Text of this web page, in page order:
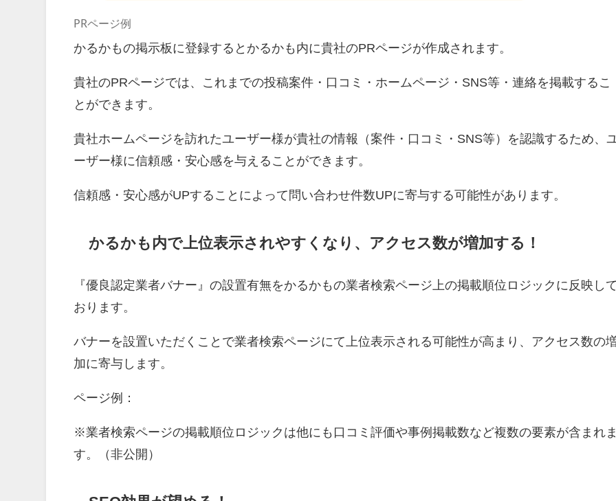
PRページ例
かるかもの掲示板に登録するとかるかも内に貴社のPRページが作成されます。
貴社のPRページでは、これまでの投稿案件・口コミ・ホームページ・SNS等・連絡を掲載するこ
とができます。
貴社ホームページを訪れたユーザー様が貴社の情報（案件・口コミ・SNS等）を認識するため、
ーザー様に信頼感・安心感を与えることができます。
信頼感・安心感がUPすることによって問い合わせ件数UPに寄与する可能性があります。
かるかも内で上位表示されやすくなり、アクセス数が増加する！
『優良認定業者バナー』の設置有無をかるかもの業者検索ページ上の掲載順位ロジックに反映して
おります。
バナーを設置いただくことで業者検索ページにて上位表示される可能性が高まり、アクセス数の
加に寄与します。
ページ例：
※業者検索ページの掲載順位ロジックは他にも口コミ評価や事例掲載数など複数の要素が含まれま
す。（非公開）